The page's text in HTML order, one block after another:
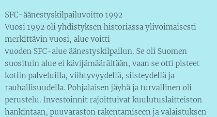
SFC-äänestyskilpailuvoitto 1992
Vuosi 1992 oli yhdistyksen historiassa ylivoimaisesti
merkittävin vuosi, alue voitti
vuoden SFC-alue äänestyskilpailun. Se oli Suomen
suosituin alue ei kävijämäärältään, vaan se otti pisteet
kotiin palveluilla, viihtyvyydellä, siisteydellä ja
rauhallisuudella. Pohjalaisen jäyhä ja turvallinen oli
perustelu. Investoinnit rajoittuivat kuulutuslaitteiston
hankintaan, puuvaraston rakentamiseen ja valaistuksen